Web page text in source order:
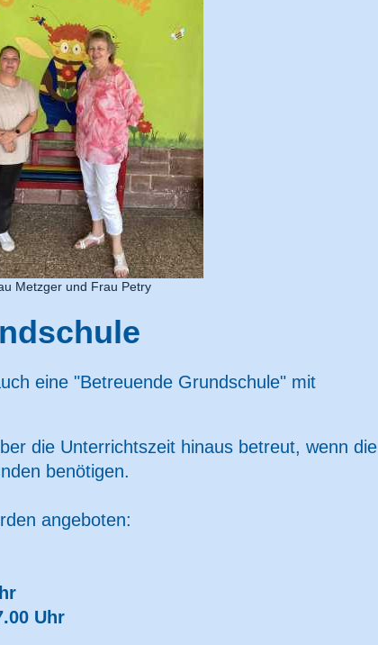
Metzger und Frau Petry
eine "Betreuende Grundschule" mit
die Unterrichtszeit hinaus betreut, wenn die
benötigen.
angeboten:
Uhr